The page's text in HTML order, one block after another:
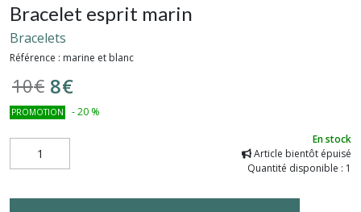
Bracelet esprit marin
Bracelets
Référence : marine et blanc
10€ 8€
PROMOTION -20 %
En stock
Article bientôt épuisé
Quantité disponible : 1